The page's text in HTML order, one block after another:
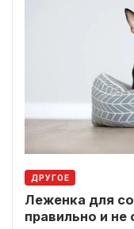
ДРУГОЕ
Леженка для
правильно и не